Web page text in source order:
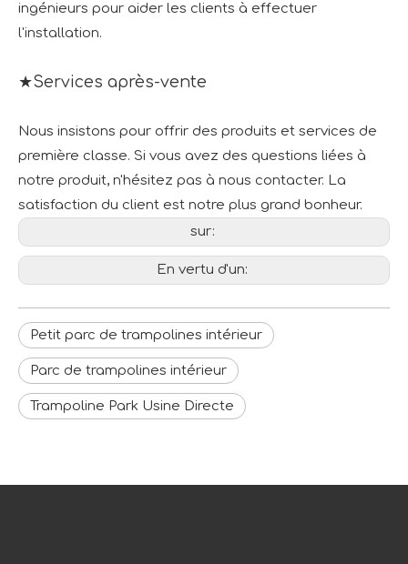
ingénieurs pour aider les clients à effectuer
l'installation.
★Services après-vente
Nous insistons pour offrir des produits et services de
première classe. Si vous avez des questions liées à
notre produit, n'hésitez pas à nous contacter. La
satisfaction du client est notre plus grand bonheur.
sur:
En vertu d'un:
Petit parc de trampolines intérieur
Parc de trampolines intérieur
Trampoline Park Usine Directe